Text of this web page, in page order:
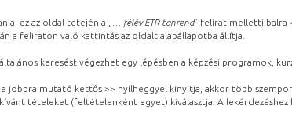
ez az oldal tetején a „ … félév ETR-tanrend” felirat melletti balra
a feliraton való kattintás az oldalt alapállapotba állítja.
keresést végezhet egy lépésben a képzési programok,
jobbra mutató kettős >> nyílheggyel kinyitja, akkor több
tételeket (feltételenként egyet) kiválasztja. A lekérdezéshez